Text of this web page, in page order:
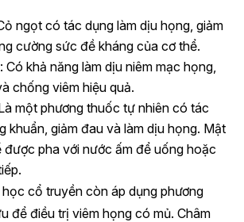
ngọt có tác dụng làm dịu họng, giảm
cường sức đề kháng của cơ thể.
: Có khả năng làm dịu niêm mạc họng,
chống viêm hiệu quả.
một phương thuốc tự nhiên có tác
khuẩn, giảm đau và làm dịu họng. Mật
được pha với nước ấm để uống hoặc
học cổ truyền còn áp dụng phương
để điều trị viêm họng có mủ. Châm